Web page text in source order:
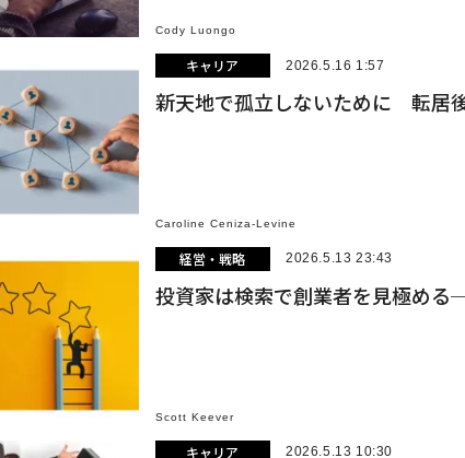
Cody Luongo
キャリア 2026.5.16 1:57
新天地で孤立しないために 転居
Caroline Ceniza-Levine
経営・戦略 2026.5.13 23:43
投資家は検索で創業者を見極め
Scott Keever
キャリア 2026.5.13 10:30